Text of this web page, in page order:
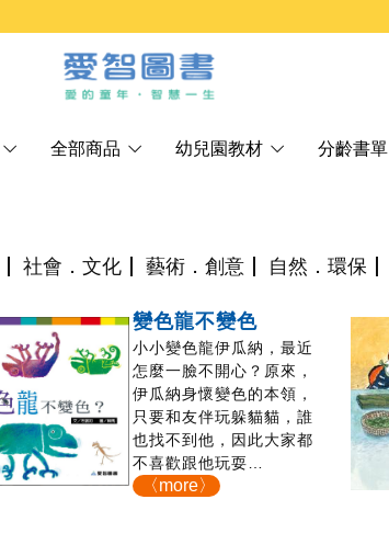
全部商品 幼兒園教材 分齡書單
社會．文化 藝術．創意 自然．環保
變色龍不變色
小小變色龍伊瓜納，最近
怎麼一臉不開心？原來，
伊瓜納身懷變色的本領，
只要和友伴玩躲貓貓，誰
也找不到他，因此大家都
不喜歡跟他玩耍…
〈more〉